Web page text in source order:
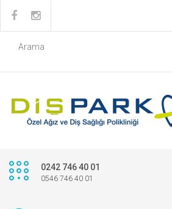
0242 746 40 01
0546 746 40 01